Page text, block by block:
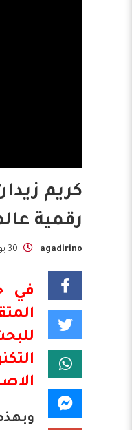
كريم
رقمية
agadirino 30 يونيو 2026 - 14:25
في